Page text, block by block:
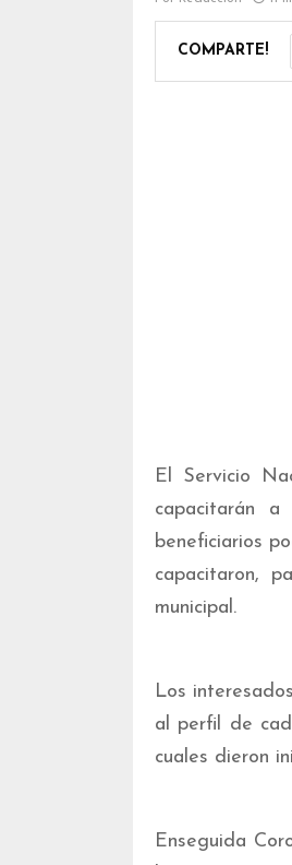
COMPARTE!
El Servicio
capacitarán
beneficiarios
capacitaron,
municipal.
Los
al perfil de
cuales dieron
Enseguida